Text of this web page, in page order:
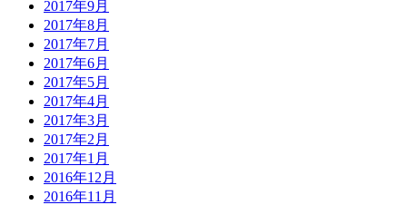
2017年9月
2017年8月
2017年7月
2017年6月
2017年5月
2017年4月
2017年3月
2017年2月
2017年1月
2016年12月
2016年11月